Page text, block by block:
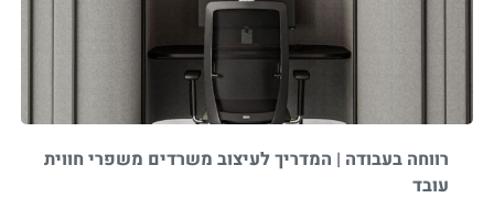
רווחה בעבודה | המדריך לעיצוב משרדים משפרי חווית
עובד